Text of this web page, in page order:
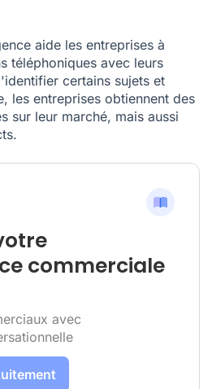
aide les entreprises à
téléphoniques avec leurs
certains sujets et
les entreprises obtiennent des
sur leur marché, mais aussi
commerciale
avec